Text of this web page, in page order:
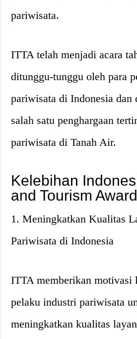
pariwisata.
ITTA telah menjadi acara
ditunggu-tunggu oleh para
pariwisata di Indonesia dan
salah satu penghargaan
pariwisata di Tanah Air.
Kelebihan
and Tourism Award
1. Meningkatkan Kualitas
Pariwisata di Indonesia
ITTA memberikan motivasi
pelaku industri pariwisata
meningkatkan kualitas